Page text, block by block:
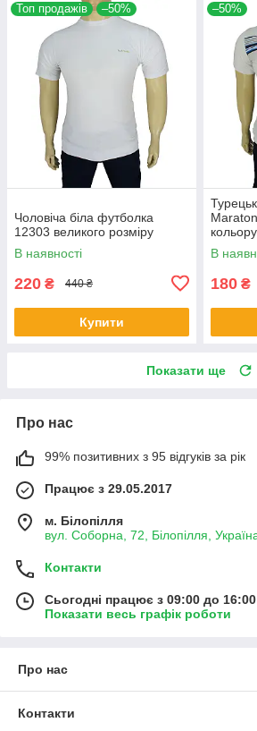
Топ продажів –50%
Чоловіча біла футболка
12303 великого розміру
В наявності
220 ₴ 440 ₴
Купити
–50%
В
180 ₴
Показати ще
Про нас
99% позитивних з 95 відгуків за рік
Працює з 29.05.2017
м. Білопілля
вул. Соборна, 72, Білопілля,
Контакти
Сьогодні працює з 09:00 до 16:00
Показати весь графік роботи
Про нас
Контакти